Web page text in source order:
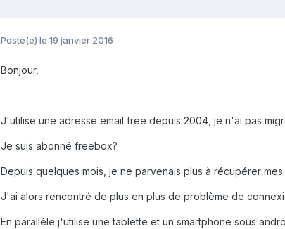
Posté(e) le 19 janvier 2016
Bonjour,
J'utilise une adresse email free depuis 2004, je n'ai pas
Je suis abonné freebox?
Depuis quelques mois, je ne parvenais plus à récupérer
J'ai alors rencontré de plus en plus de problème de
En parallèle j'utilise une tablette et un smartphone sous